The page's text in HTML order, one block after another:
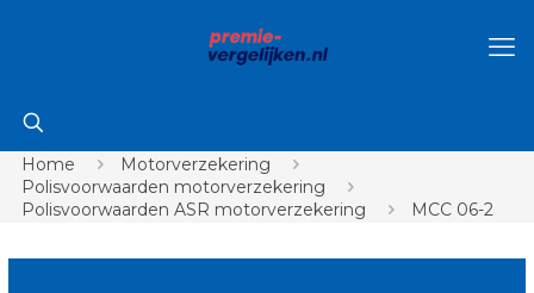
Home
Motorverzekering
Polisvoorwaarden motorverzekering
Polisvoorwaarden ASR motorverzekering
MCC 06-2